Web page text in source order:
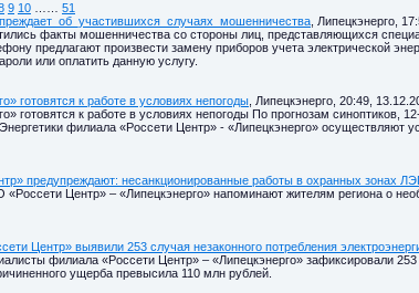
9 10 51
, Липецкэнерго,
факты мошенничества со стороны лиц, представляющихся
предлагают произвести замену приборов учета электрической
или оплатить данную услугу.
готовятся к работе в условиях непогоды , Липецкэнерго, 20:49,
готовятся к работе в условиях непогоды По прогнозам
филиала «Россети Центр» - «Липецкэнерго» осуществляют
предупреждают: несанкционированные работы в охранных зонах
Центр» – «Липецкэнерго» напоминают жителям региона о
Центр» выявили 253 случая незаконного потребления
филиала «Россети Центр» – «Липецкэнерго» зафиксировали
ущерба превысила 110 млн рублей.